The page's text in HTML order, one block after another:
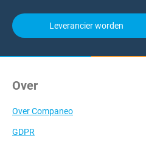
Leverancier worden
Over
Over Companeo
GDPR